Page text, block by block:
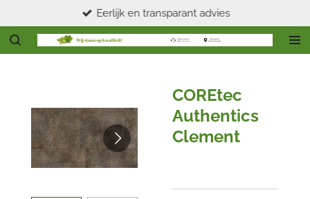
direct
naar
Eerlijk en transparant advies
COREtec
Authentics
Clement